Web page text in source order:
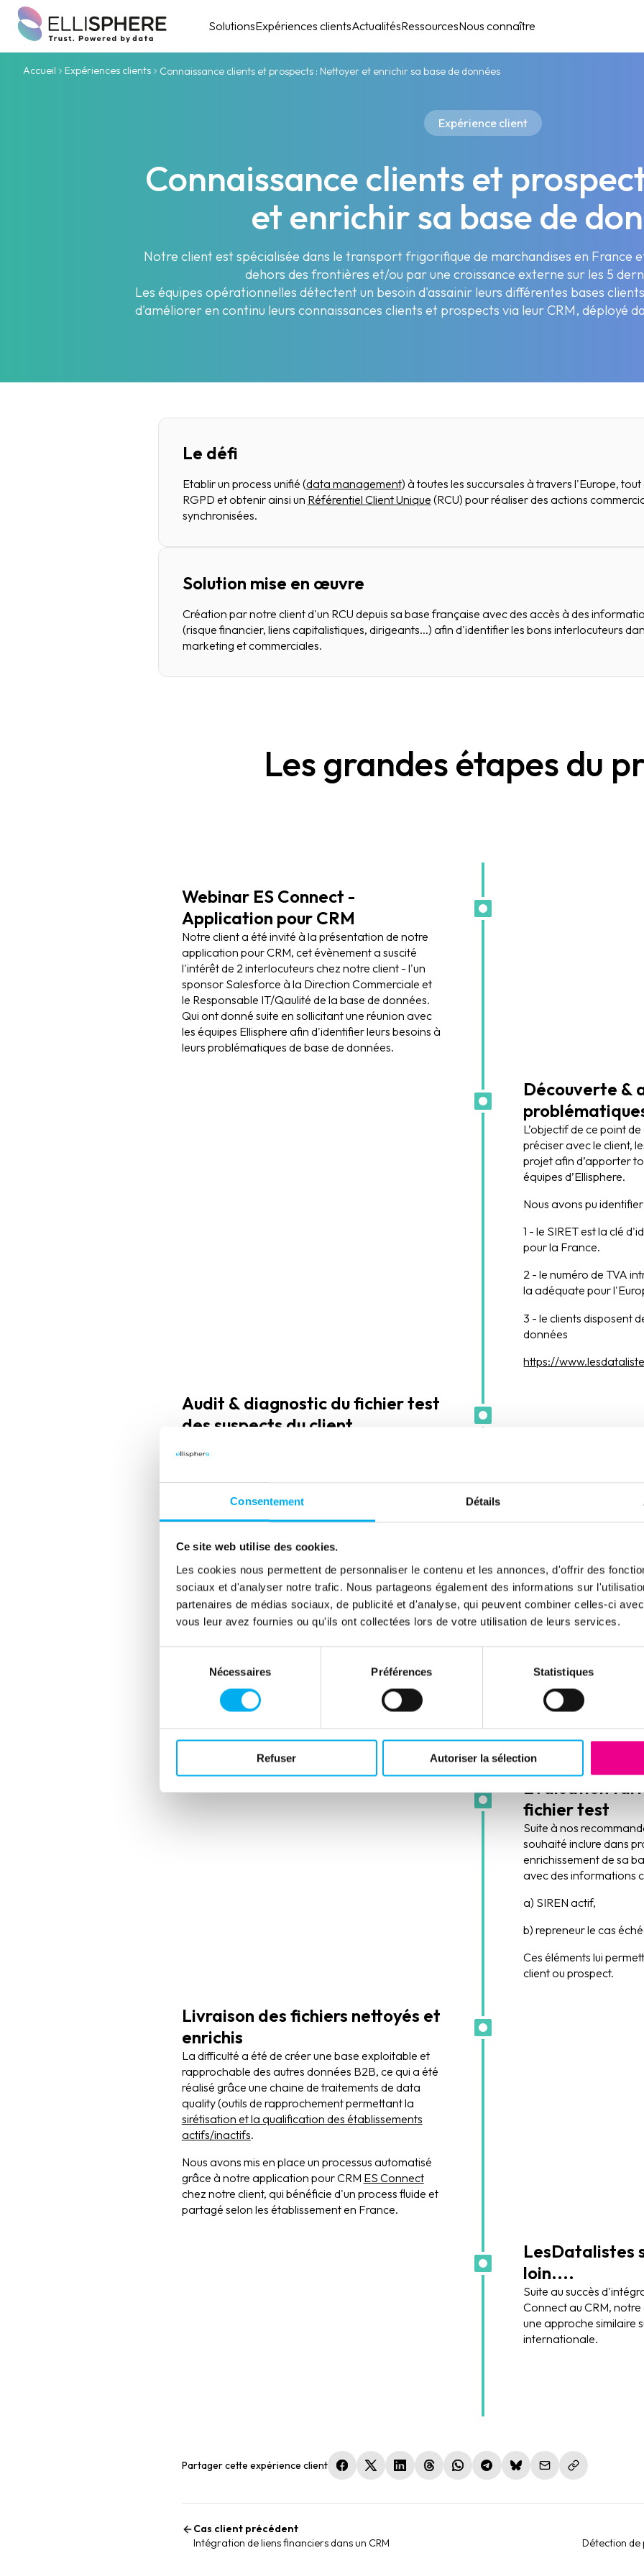
Consentement Détails
Ce site web utilise des cookies.
Les cookies nous permettent de personnaliser le contenu et les annonces, d'offrir des
sociaux et d'analyser notre trafic. Nous partageons également des informations sur
partenaires de médias sociaux, de publicité et d'analyse, qui peuvent combiner celles-ci
vous leur avez fournies ou qu'ils ont collectées lors de votre utilisation de leurs services.
consentement
Nécessaires Préférences Statistiques
Refuser Autoriser la sélection
SolutionsExpériences clientsActualitésRessourcesNous connaître
Accueil Expériences clients Connaissance clients et prospects : Nettoyer et enrichir sa base de données
Expérience client
Connaissance clients et
et enrichir sa base de
Notre client est spécialisée dans le transport frigorifique de marchandises en France
dehors des frontières et/ou par une croissance externe sur les 5
Les équipes opérationnelles détectent un besoin d'assainir leurs différentes bases
d'améliorer en continu leurs connaissances clients et prospects via leur CRM, déployé
Le défi
Etablir un process unifié (data management) à toutes les succursales à travers l'Europe,
RGPD et obtenir ainsi un Référentiel Client Unique (RCU) pour réaliser des actions
synchronisées.
Solution mise en œuvre
Création par notre client d'un RCU depuis sa base française avec des accès à des
(risque financier, liens capitalistiques, dirigeants...) afin d'identifier les bons interlocuteurs
marketing et commerciales.
Les grandes étapes du
Webinar ES Connect -
Application pour CRM
Notre client a été invité à la présentation de notre
application pour CRM, cet évènement a suscité
l'intérêt de 2 interlocuteurs chez notre client - l'un
sponsor Salesforce à la Direction Commerciale et
le Responsable IT/Qaulité de la base de données.
Qui ont donné suite en sollicitant une réunion avec
les équipes Ellisphere afin d'identifier leurs besoins à
leurs problématiques de base de données.
Découverte &
L’objectif de ce point
préciser avec le client,
projet afin d’apporter
équipes d’Ellisphere.
Nous avons pu
1 - le SIRET est la clé
pour la France.
2 - le numéro de TVA
la adéquate pour
3 - le clients disposent
données
https://
Audit & diagnostic du fichier test
des suspects du client
l’échantillon, nous avons proposé au client de
1 - dédoublonnage,
2 - détection des défaillances,
3 - siretisation des tiers,
4 - détection des actifs et inactifs
5 - ...
dans les données postales...
Cet audit, nous a permis de définir des règles de
rapprochement des données appropriées afin de
constituer des fichiers à intégrer dans le CRM de
notre client.
Evaluation
fichier test
Suite à nos
souhaité inclure dans
enrichissement de sa
avec des informations
a) SIREN actif,
b) repreneur le cas
Ces éléments lui
client ou prospect.
Livraison des fichiers nettoyés et
enrichis
La difficulté a été de créer une base exploitable et
rapprochable des autres données B2B, ce qui a été
réalisé grâce une chaine de traitements de data
quality (outils de rapprochement permettant la
sirétisation et la qualification des établissements
actifs/inactifs.
Nous avons mis en place un processus automatisé
grâce à notre application pour CRM ES Connect
chez notre client, qui bénéficie d'un process fluide et
partagé selon les établissement en France.
LesDatalistes
loin....
Suite au succès
Connect au CRM,
une approche similaire
internationale.
Partager cette expérience client (nouvelle fenêtre)
(nouvelle fenêtre)
(nouvelle fenêtre)
(nouvelle fenêtre)
(nouvelle fenêtre)
(nouvelle fenêtre)
(nouvelle fenêtre)
Cas client précédent
Intégration de liens financiers dans un CRM
Détection de